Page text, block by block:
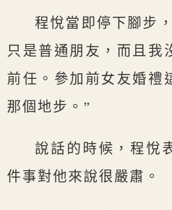
程悅當即停下腳步
只是普通朋友，而且我
前任。參加前女友婚禮
那個地步。”
說話的時候，程悅
件事對他來說很嚴肅。